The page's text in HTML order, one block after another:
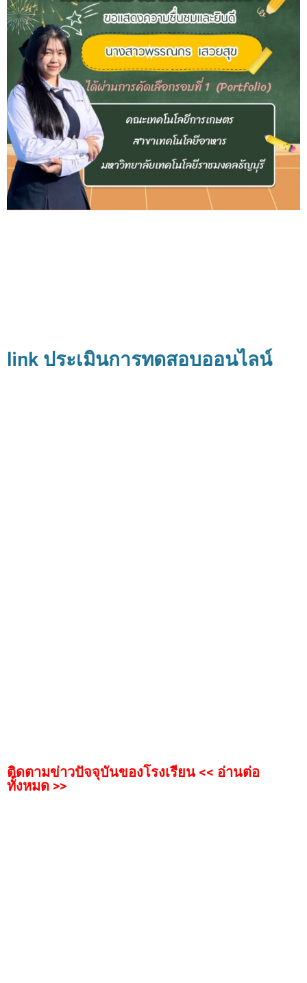
link ประเมินการทดสอบออนไลน์
ติดตามข่าวปัจจุบันของโรงเรียน << อ่านต่อ
ทั้งหมด >>